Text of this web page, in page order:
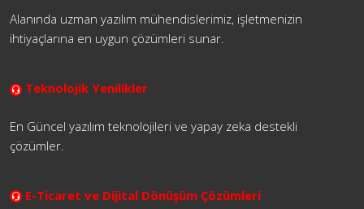
Alanında uzman yazılım mühendislerimiz, işletmenizin
ihtiyaçlarına en uygun çözümleri sunar.
Teknolojik Yenilikler
En Güncel yazılım teknolojileri ve yapay zeka destekli
çözümler.
E-Ticaret ve Dijital Dönüşüm Çözümleri